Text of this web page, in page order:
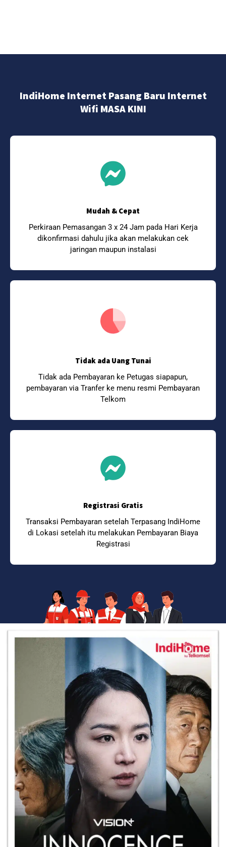
IndiHome Internet Pasang Baru Internet
Wifi MASA KINI
Mudah & Cepat
Perkiraan Pemasangan 3 x 24 Jam pada Hari Kerja
dikonfirmasi dahulu jika akan melakukan cek
jaringan maupun instalasi
Tidak ada Uang Tunai
Tidak ada Pembayaran ke Petugas siapapun,
pembayaran via Tranfer ke menu resmi Pembayaran
Telkom
Registrasi Gratis
Transaksi Pembayaran setelah Terpasang IndiHome
di Lokasi setelah itu melakukan Pembayaran Biaya
Registrasi